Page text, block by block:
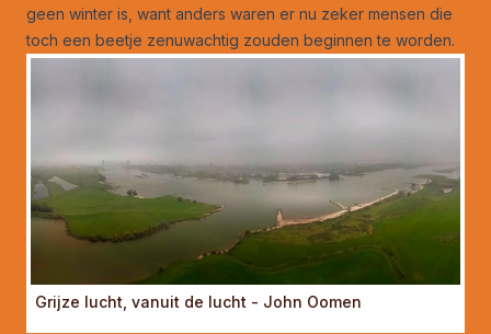
geen winter is, want anders waren er nu zeker mensen die
toch een beetje zenuwachtig zouden beginnen te worden.
Grijze lucht, vanuit de lucht - John Oomen